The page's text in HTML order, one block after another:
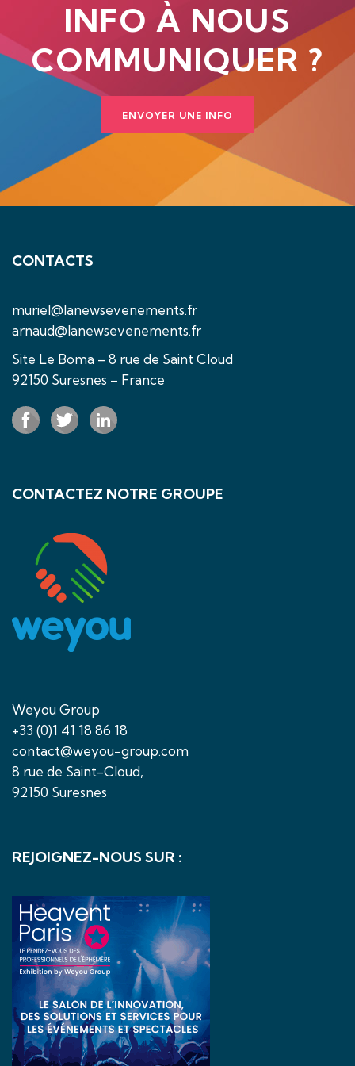
INFO À NOUS
COMMUNIQUER ?
ENVOYER UNE INFO
CONTACTS
muriel@lanewsevenements.fr
arnaud@lanewsevenements.fr
Site Le Boma – 8 rue de Saint Cloud
92150 Suresnes – France
CONTACTEZ NOTRE GROUPE
Weyou Group
+33 (0)1 41 18 86 18
contact@weyou-group.com
8 rue de Saint-Cloud,
92150 Suresnes
REJOIGNEZ-NOUS SUR :